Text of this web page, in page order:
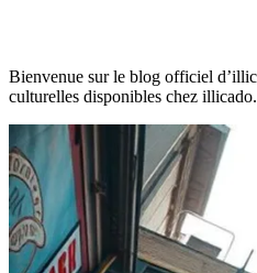
Bienvenue sur le blog officiel
culturelles disponibles chez illicado.